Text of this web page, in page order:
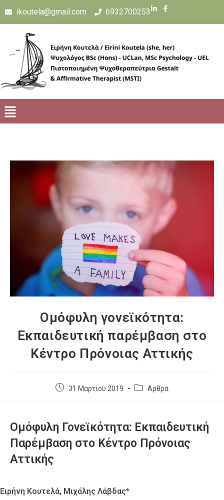
ikoutela@gmail.com 6932700253
Ομόφυλη γονεϊκότητα:
Εκπαιδευτική παρέμβαση στο
Κέντρο Πρόνοιας Αττικής
31 Μαρτίου 2019 Άρθρα
Ομόφυλη Γονεϊκότητα: Εκπαιδευτική
Παρέμβαση στο Κέντρο Πρόνοιας
Αττικής
Ειρήνη Κουτελά, Μιχάλης Λάβδας*